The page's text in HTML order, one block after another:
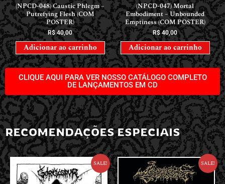
(NPCD-048) Caustic Phlegm –
Putrefying Flesh (COM
POSTER)
R$ 40,00
Adicionar ao carrinho
(NPCD-047) Mortal
Embodiment – Unbounded
Emptiness (COM POSTER)
R$40,00
Adicionar ao carrinho
CLIQUE AQUI PARA VER NOSSO CATÁLOGO COMPLETO
DE LANÇAMENTOS EM CD
RECOMENDAÇÕES ESPECIAIS
Sale! Sale!